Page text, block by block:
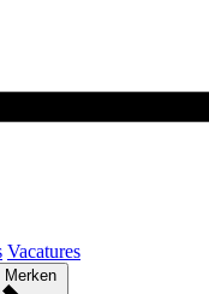
Vacatures
Merken